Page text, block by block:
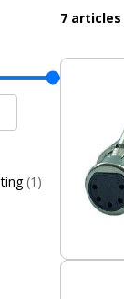
(1)
7 articles